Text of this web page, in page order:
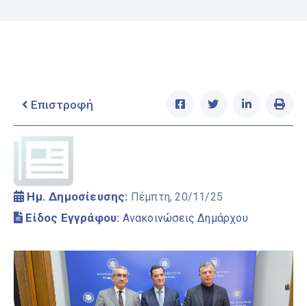
Επιστροφή
Ημ. Δημοσίευσης: Πέμπτη, 20/11/25
Είδος Εγγράφου: Ανακοινώσεις Δημάρχου